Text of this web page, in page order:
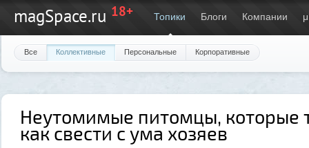
magSpace.ru 18+ Топики Блоги Компании μ
Все Коллективные Персональные Корпоративные
Неутомимые питомцы, которые
как свести с ума хозяев